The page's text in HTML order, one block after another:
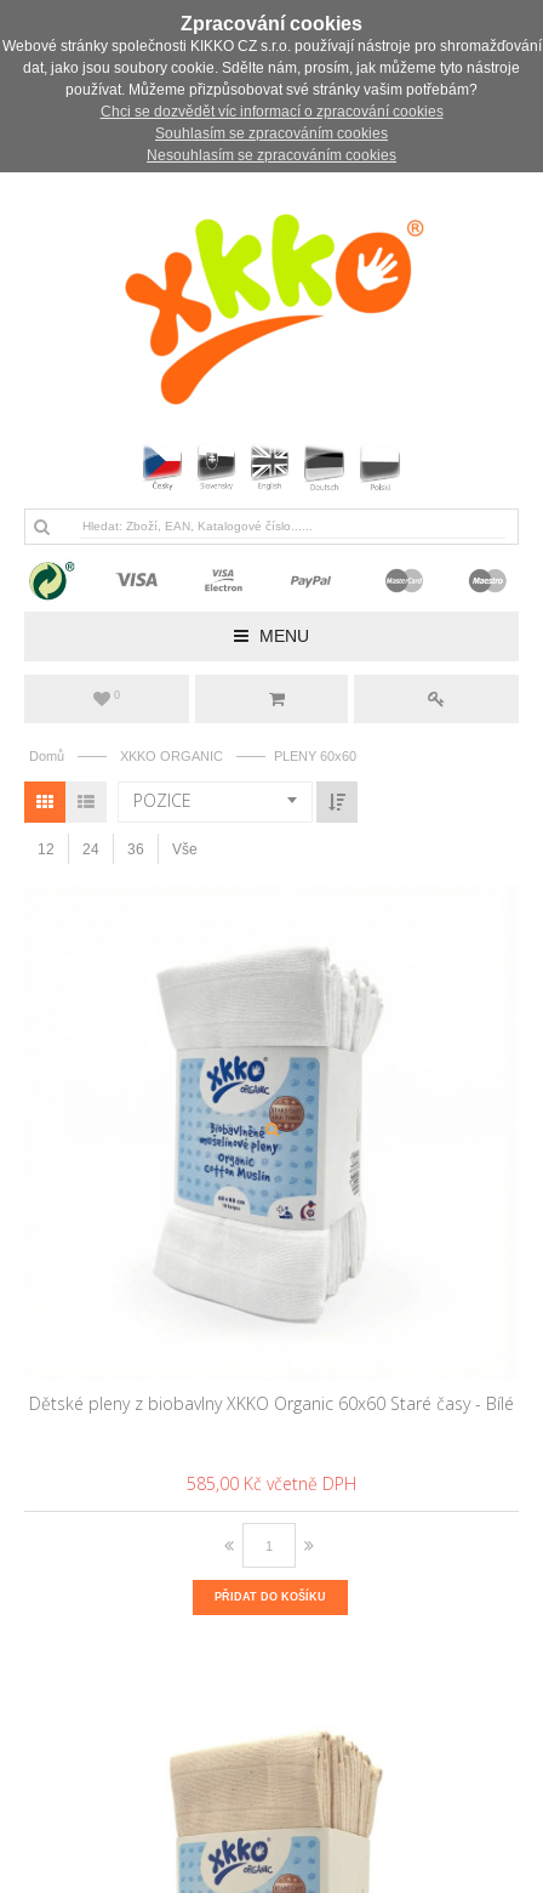
Zpracování cookies
Webové stránky společnosti KIKKO CZ s.r.o. používají nástroje pro shromažďování
dat, jako jsou soubory cookie. Sdělte nám, prosím, jak můžeme tyto nástroje
používat. Můžeme přizpůsobovat své stránky vašim potřebám?
Chci se dozvědět víc informací o zpracování cookies
Souhlasím se zpracováním cookies
Nesouhlasím se zpracováním cookies
MENU
0
Domů —— XKKO ORGANIC —— PLENY 60x60
POZICE
12 24 36 Vše
Dětské pleny z biobavlny XKKO Organic 60x60 Staré časy - Bílé
585,00 Kč
PŘIDAT DO KOŠÍKU